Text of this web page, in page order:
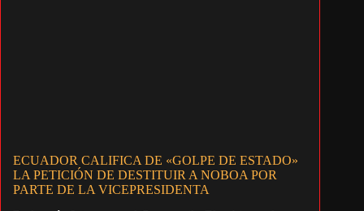
ECUADOR CALIFICA DE «GOLPE DE ESTADO»
LA PETICIÓN DE DESTITUIR A NOBOA POR
PARTE DE LA VICEPRESIDENTA